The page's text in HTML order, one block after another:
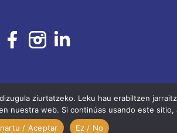
ziurtatzeko. Leku hau erabiltzen
nuestra web. Si continúas usando este
/ Aceptar
Ez / No